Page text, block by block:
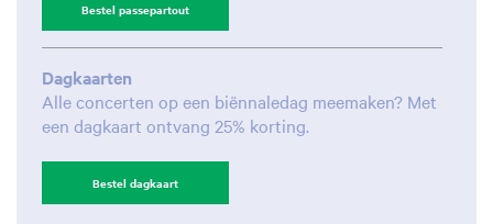
Bestel passepartout
Dagkaarten
Alle concerten op een biënnaledag meemaken? Met
een dagkaart ontvang 25% korting.
Bestel dagkaart